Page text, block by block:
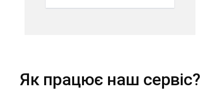
Як працює наш сервіс?